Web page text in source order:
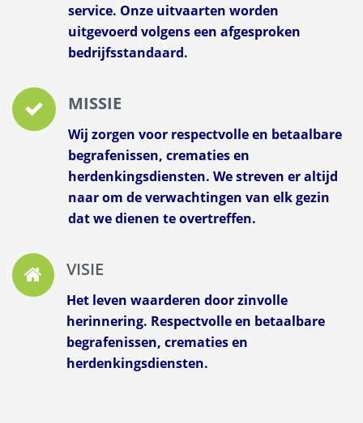
service. Onze uitvaarten worden
uitgevoerd volgens een afgesproken
bedrijfsstandaard.
MISSIE
Wij zorgen voor respectvolle en betaalbare
begrafenissen, crematies en
herdenkingsdiensten. We streven er altijd
naar om de verwachtingen van elk gezin
dat we dienen te overtreffen.
VISIE
Het leven waarderen door zinvolle
herinnering. Respectvolle en betaalbare
begrafenissen, crematies en
herdenkingsdiensten.